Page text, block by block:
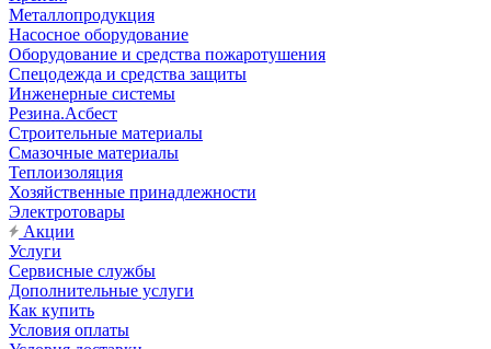
Металлопродукция
Насосное оборудование
Оборудование и средства пожаротушения
Спецодежда и средства защиты
Инженерные системы
Резина.Асбест
Строительные материалы
Смазочные материалы
Теплоизоляция
Хозяйственные принадлежности
Электротовары
Акции
Услуги
Сервисные службы
Дополнительные услуги
Как купить
Условия оплаты